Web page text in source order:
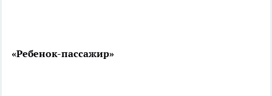
«Ребенок-пассажир»